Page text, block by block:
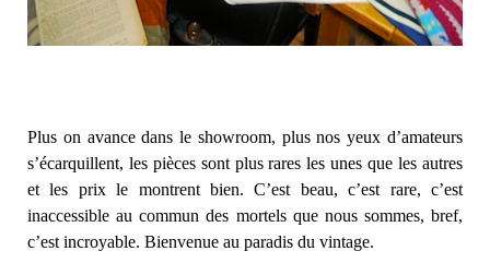
Plus on avance dans le showroom, plus nos yeux d’amateurs
s’écarquillent, les pièces sont plus rares les unes que les autres
et les prix le montrent bien. C’est beau, c’est rare, c’est
inaccessible au commun des mortels que nous sommes, bref,
c’est incroyable. Bienvenue au paradis du vintage.